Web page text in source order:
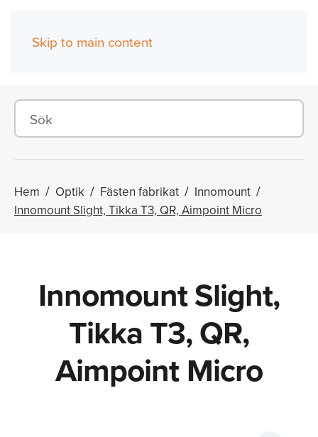
Skip to main content
Hem Optik Fästen fabrikat
Innomount
Innomount Slight, Tikka T3, QR, Aimpoint Micro
Innomount Slight,
Tikka T3, QR,
Aimpoint Micro